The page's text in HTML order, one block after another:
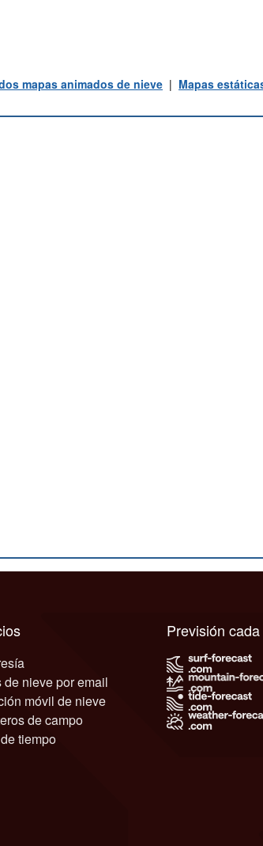
mapas animados de nieve | Mapas
de nieve por email
móvil de nieve
de campo
tiempo
Previsión